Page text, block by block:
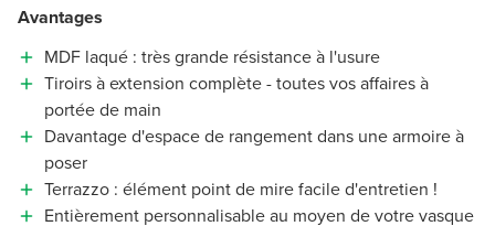
Avantages
MDF laqué : très grande résistance à l'usure
Tiroirs à extension complète - toutes vos affaires à
portée de main
Davantage d'espace de rangement dans une armoire à
poser
Terrazzo : élément point de mire facile d'entretien !
Entièrement personnalisable au moyen de votre vasque